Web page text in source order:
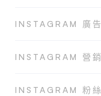
INSTAGRAM 廣告
INSTAGRAM 營銷
INSTAGRAM 粉絲